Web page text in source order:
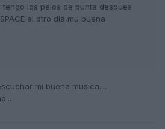
los pelos de punta despues
el otro dia,mu buena
mi buena musica....